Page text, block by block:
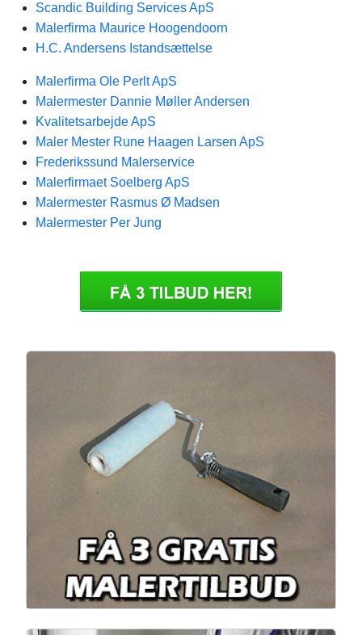
Scandic Building Services ApS
Malerfirma Maurice Hoogendoorn
H.C. Andersens Istandsættelse
Malerfirma Ole Perlt ApS
Malermester Dannie Møller Andersen
Kvalitetsarbejde ApS
Maler Mester Rune Haagen Larsen ApS
Frederikssund Malerservice
Malerfirmaet Soelberg ApS
Malermester Rasmus Ø Madsen
Malermester Per Jung